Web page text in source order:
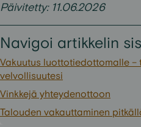
Päivitetty: 11.06.2026
Navigoi artikkelin
Vakuutus luottotiedottomalle –
velvollisuutesi
Vinkkejä yhteydenottoon
Talouden vakauttaminen